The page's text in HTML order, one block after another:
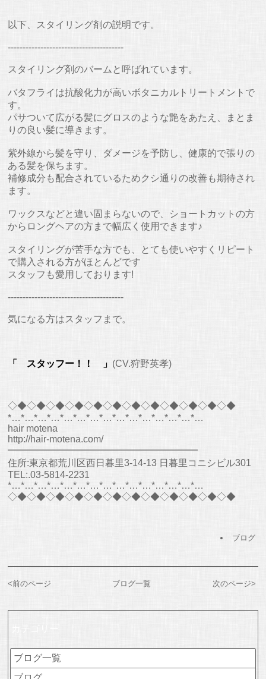
以下、スタイリング剤の説明です。
---------------------------------------
スタイリング剤のバームと呼ばれています。
バタフライは抗酸化力が高いボタニカルトリートメントで
す。
パサついて広がる髪にグロスのような艶をあたえ、まとま
りの良い髪に導きます。
紫外線から髪を守り、ダメージを予防し、健康的で張りの
ある髪を保ちます。
補修成分も配合されているためクシ通りの改善も期待され
ます。
ワックスなどと違い固まらないので、ショートカットの方
からロングヘアの方まで幅広く使用できます♪
スタイリングが苦手な方でも、とても使いやすくリピート
で購入される方がほとんどです
スタッフも愛用しております!
---------------------------------------
気になる方はスタッフまで。
「 スタッフー！！ 」 (CV.狩野英孝)
◇◆◇◆◇◆◇◆◇◆◇◆◇◆◇◆◇◆◇◆◇◆◇◆
*…*…*…*…*…*…*…*…*…*…*…*…*…*…*…
hair motena
http://hair-motena.com/
━━━━━━━━━━━━━━━━━━━━
住所:東京都荒川区西日暮里3-14-13 日暮里コニシビル301
TEL:.03-5814-2231
*…*…*…*…*…*…*…*…*…*…*…*…*…*…*…
◇◆◇◆◇◆◇◆◇◆◇◆◇◆◇◆◇◆◇◆◇◆◇◆
ブログ
<前のページ ブログ一覧 次のページ>
ブログ一覧